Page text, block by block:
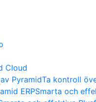
Cloud
PyramidTa kontroll
ERPSmarta och